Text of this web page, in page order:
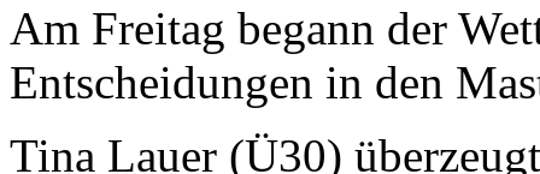
Am Freitag begann der
Entscheidungen in den
Tina Lauer (Ü30)